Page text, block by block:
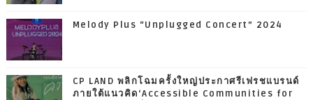
Melody Plus “Unplugged Concert” 2024
CP LAND พลิกโฉมครั้งใหญ่ประกาศรีเฟรชแบรนด์
ภายใต้แนวคิด‘Accessible Communities for